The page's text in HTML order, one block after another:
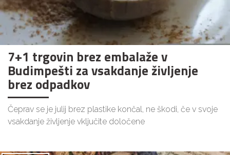
7+1 trgovin brez embalaže v
Budimpešti za vsakdanje življenje
brez odpadkov
Čeprav se je julij brez plastike končal, ne škodi, če v svoje
vsakdanje življenje vključite določene